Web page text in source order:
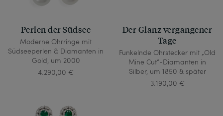
Perlen der Südsee
Moderne Ohrringe mit
Südseeperlen & Diamanten in
Gold, um 2000
4.290,00 €
Der Glanz vergangener
Tage
Funkelnde Ohrstecker mit „Old
Mine Cut“-Diamanten in
Silber, um 1850 & später
3.190,00 €